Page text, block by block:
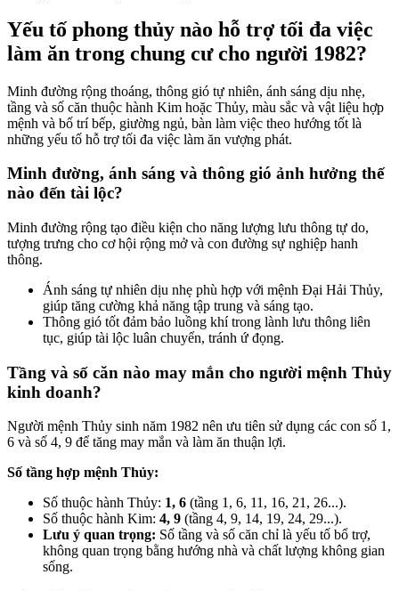
Yếu tố phong thủy nào hỗ trợ tối đa việc
làm ăn trong chung cư cho người 1982?
Minh đường rộng thoáng, thông gió tự nhiên, ánh sáng dịu nhẹ,
tầng và số căn thuộc hành Kim hoặc Thủy, màu sắc và vật liệu hợp
mệnh và bố trí bếp, giường ngủ, bàn làm việc theo hướng tốt là
những yếu tố hỗ trợ tối đa việc làm ăn vượng phát.
Minh đường, ánh sáng và thông gió ảnh hưởng thế
nào đến tài lộc?
Minh đường rộng tạo điều kiện cho năng lượng lưu thông tự do,
tượng trưng cho cơ hội rộng mở và con đường sự nghiệp hanh
thông.
Ánh sáng tự nhiên dịu nhẹ phù hợp với mệnh Đại Hải Thủy,
giúp tăng cường khả năng tập trung và sáng tạo.
Thông gió tốt đảm bảo luồng khí trong lành lưu thông liên
tục, giúp tài lộc luân chuyển, tránh ứ đọng.
Tầng và số căn nào may mắn cho người mệnh Thủy
kinh doanh?
Người mệnh Thủy sinh năm 1982 nên ưu tiên sử dụng các con số 1,
6 và số 4, 9 để tăng may mắn và làm ăn thuận lợi.
Số tầng hợp mệnh Thủy:
Số thuộc hành Thủy: 1, 6 (tầng 1, 6, 11, 16, 21, 26...).
Số thuộc hành Kim: 4, 9 (tầng 4, 9, 14, 19, 24, 29...).
Lưu ý quan trọng: Số tầng và số căn chỉ là yếu tố bổ trợ,
không quan trọng bằng hướng nhà và chất lượng không gian
sống.